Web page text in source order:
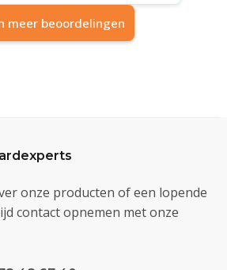
meer beoordelingen
onze producten of een lopende
contact opnemen met onze